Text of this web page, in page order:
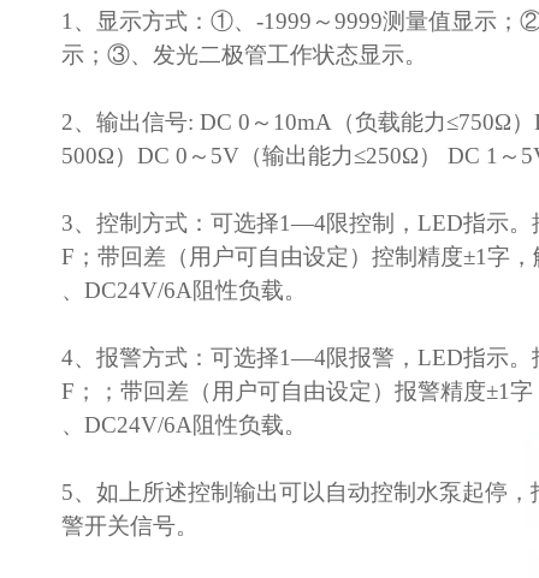
1、显示方式：①、-1999～9999测量值显示；
示；③、发光二极管工作状态显示。
2、输出信号: DC 0～10mA（负载能力≤750Ω
500Ω）DC 0～5V（输出能力≤250Ω） DC 1～
3、控制方式：可选择1—4限控制，LED指示。
F；带回差（用户可自由设定）控制精度±1字
、DC24V/6A阻性负载。
4、报警方式：可选择1—4限报警，LED指示。
F；；带回差（用户可自由设定）报警精度±1
、DC24V/6A阻性负载。
5、如上所述控制输出可以自动控制水泵起停
警开关信号。